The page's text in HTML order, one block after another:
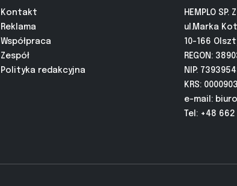
Kontakt
Reklama
Współpraca
Zespół
Polityka redakcyjna
HEMPLO SP.
ul.Marka
10-166
REGON:
NIP:
KRS:
e-mail:
Tel: +48 662